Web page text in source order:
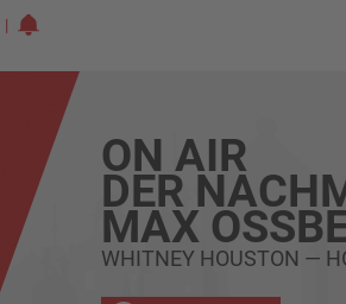
ON AIR
DER
MAX
WHITNEY HOUSTON —